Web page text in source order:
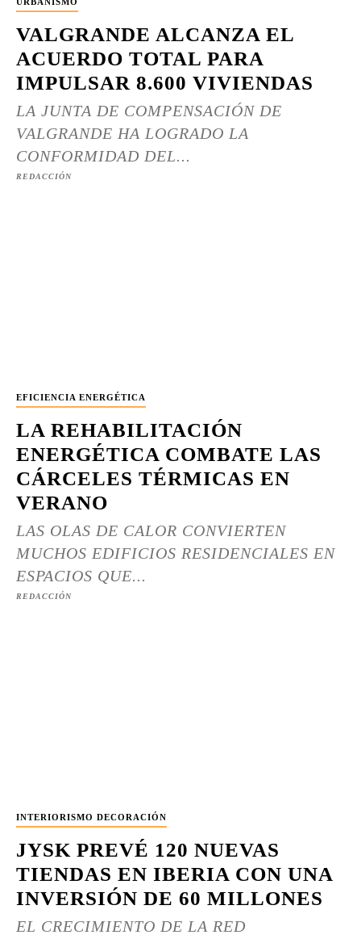
VALGRANDE ALCANZA EL
ACUERDO TOTAL PARA
IMPULSAR 8.600 VIVIENDAS
LA JUNTA DE COMPENSACIÓN DE
VALGRANDE HA LOGRADO LA
CONFORMIDAD DEL...
REDACCIÓN
EFICIENCIA ENERGÉTICA
LA REHABILITACIÓN
ENERGÉTICA COMBATE LAS
CÁRCELES TÉRMICAS EN
VERANO
LAS OLAS DE CALOR CONVIERTEN
MUCHOS EDIFICIOS RESIDENCIALES EN
ESPACIOS QUE...
REDACCIÓN
INTERIORISMO DECORACIÓN
JYSK PREVÉ 120 NUEVAS
TIENDAS EN IBERIA CON UNA
INVERSIÓN DE 60 MILLONES
EL CRECIMIENTO DE LA RED